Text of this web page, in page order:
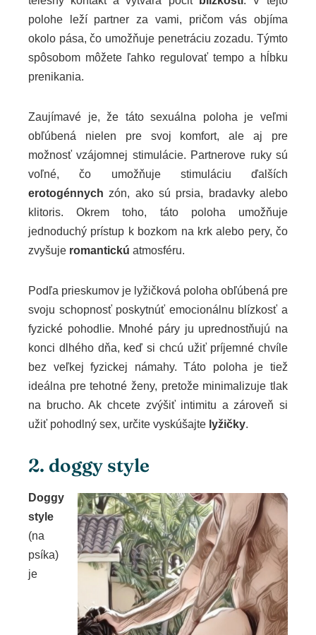
polohe leží partner za vami, pričom vás objíma
okolo pása, čo umožňuje penetráciu zozadu. Týmto
spôsobom môžete ľahko regulovať tempo a hĺbku
prenikania.
Zaujímavé je, že táto sexuálna poloha je veľmi
obľúbená nielen pre svoj komfort, ale aj pre
možnosť vzájomnej stimulácie. Partnerove ruky sú
voľné, čo umožňuje stimuláciu ďalších
erotogénnych zón, ako sú prsia, bradavky alebo
klitoris. Okrem toho, táto poloha umožňuje
jednoduchý prístup k bozkom na krk alebo pery, čo
zvyšuje romantickú atmosféru.
Podľa prieskumov je lyžičková poloha obľúbená pre
svoju schopnosť poskytnúť emocionálnu blízkosť a
fyzické pohodlie. Mnohé páry ju uprednostňujú na
konci dlhého dňa, keď si chcú užiť príjemné chvíle
bez veľkej fyzickej námahy. Táto poloha je tiež
ideálna pre tehotné ženy, pretože minimalizuje tlak
na brucho. Ak chcete zvýšiť intimitu a zároveň si
užiť pohodlný sex, určite vyskúšajte lyžičky.
2. doggy style
Doggy
style
(na
psíka)
je